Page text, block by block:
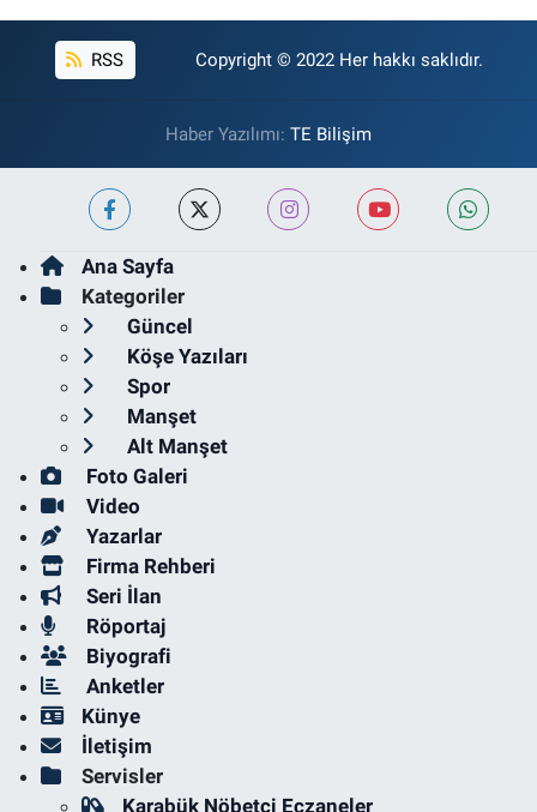
RSS Copyright © 2022 Her hakkı saklıdır.
Haber Yazılımı: TE Bilişim
Ana Sayfa
Kategoriler
Güncel
Köşe Yazıları
Spor
Manşet
Alt Manşet
Foto Galeri
Video
Yazarlar
Firma Rehberi
Seri İlan
Röportaj
Biyografi
Anketler
Künye
İletişim
Servisler
Karabük Nöbetçi Eczaneler